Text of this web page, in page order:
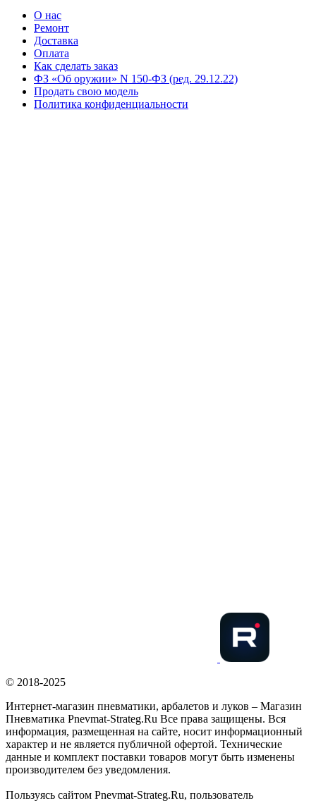
О нас
Ремонт
Доставка
Оплата
Как сделать заказ
ФЗ «Об оружии» N 150-ФЗ (ред. 29.12.22)
Продать свою модель
Политика конфиденциальности
© 2018-2025
Интернет-магазин пневматики, арбалетов и луков – Магазин
Пневматика Pnevmat-Strateg.Ru Все права защищены. Вся
информация, размещенная на сайте, носит информационный
характер и не является публичной офертой. Технические
данные и комплект поставки товаров могут быть изменены
производителем без уведомления.
Пользуясь сайтом Pnevmat-Strateg.Ru, пользователь